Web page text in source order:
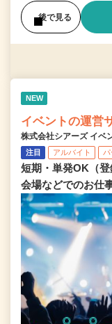
後で見る
NEW
イベントの運営
株式会社シアーズ イベ
注目 アルバイト パ
短期・単発OK（
会場などでのお仕